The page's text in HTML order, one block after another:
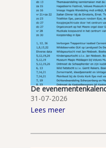
De
31-07-2026
Lees meer